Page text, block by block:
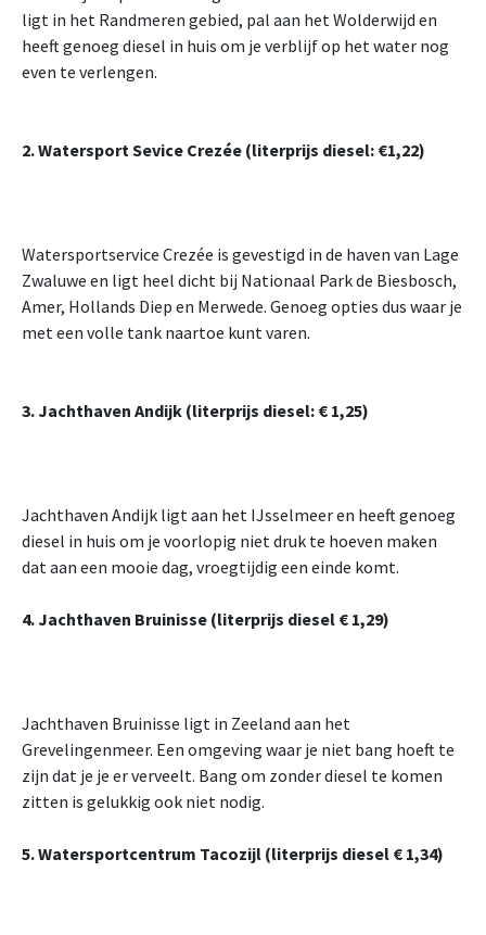
ligt in het Randmeren gebied, pal aan het Wolderwijd en
heeft genoeg diesel in huis om je verblijf op het water nog
even te verlengen.
2. Watersport Sevice Crezée (literprijs diesel: €1,22)
Watersportservice Crezée is gevestigd in de haven van Lage
Zwaluwe en ligt heel dicht bij Nationaal Park de Biesbosch,
Amer, Hollands Diep en Merwede. Genoeg opties dus waar je
met een volle tank naartoe kunt varen.
3. Jachthaven Andijk (literprijs diesel: € 1,25)
Jachthaven Andijk ligt aan het IJsselmeer en heeft genoeg
diesel in huis om je voorlopig niet druk te hoeven maken
dat aan een mooie dag, vroegtijdig een einde komt.
4. Jachthaven Bruinisse (literprijs diesel € 1,29)
Jachthaven Bruinisse ligt in Zeeland aan het
Grevelingenmeer. Een omgeving waar je niet bang hoeft te
zijn dat je je er verveelt. Bang om zonder diesel te komen
zitten is gelukkig ook niet nodig.
5. Watersportcentrum Tacozijl (literprijs diesel € 1,34)